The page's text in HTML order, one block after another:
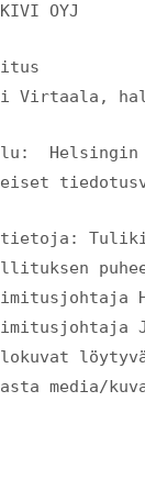
Virtaala,
Helsingin
media/